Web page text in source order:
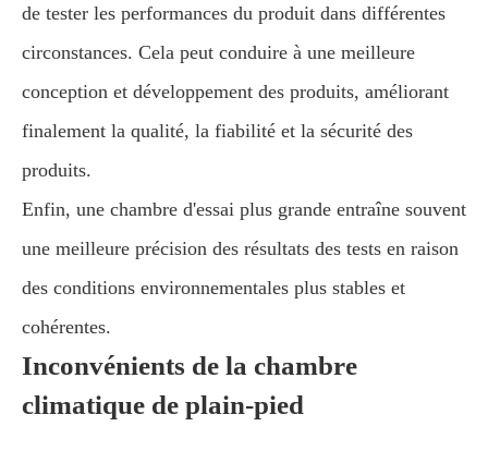
de tester les performances du produit dans différentes
circonstances. Cela peut conduire à une meilleure
conception et développement des produits, améliorant
finalement la qualité, la fiabilité et la sécurité des
produits.
Enfin, une chambre d'essai plus grande entraîne souvent
une meilleure précision des résultats des tests en raison
des conditions environnementales plus stables et
cohérentes.
Inconvénients de la chambre
climatique de plain-pied